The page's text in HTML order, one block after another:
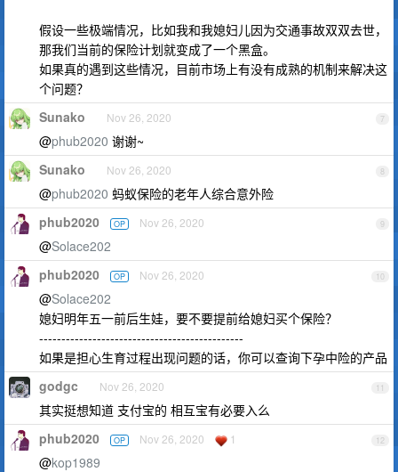
假设一些极端情况，比如我和我媳妇儿因为交通事故双双去世，
那我们当前的保险计划就变成了一个黑盒。
如果真的遇到这些情况，目前市场上有没有成熟的机制来解决这
个问题？
7
Sunako Nov 26, 2020
@phub2020 谢谢~
8
Sunako Nov 26, 2020
@phub2020 蚂蚁保险的老年人综合意外险
9
phub2020 OP Nov 26, 2020
@Solace202
10
phub2020 OP Nov 26, 2020
@Solace202
媳妇明年五一前后生娃，要不要提前给媳妇买个保险？
----------------------------------------------
如果是担心生育过程出现问题的话，你可以查询下孕中险的产品
11
godgc Nov 26, 2020
其实挺想知道 支付宝的 相互宝有必要入么
12
phub2020 OP Nov 26, 2020 1
@kop1989